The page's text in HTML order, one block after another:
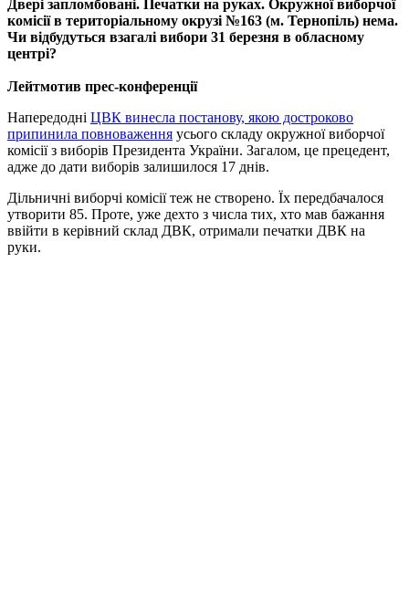
Двері запломбовані. Печатки на руках. Окружної виборчої
комісії в територіальному окрузі №163 (м. Тернопіль) нема.
Чи відбудуться взагалі вибори 31 березня в обласному
центрі?
Лейтмотив прес-конференції
Напередодні ЦВК винесла постанову, якою достроково
припинила повноваження усього складу окружної виборчої
комісії з виборів Президента України. Загалом, це прецедент,
адже до дати виборів залишилося 17 днів.
Дільничні виборчі комісії теж не створено. Їх передбачалося
утворити 85. Проте, уже дехто з числа тих, хто мав бажання
ввійти в керівний склад ДВК, отримали печатки ДВК на
руки.